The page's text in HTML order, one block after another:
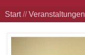
Start//Veranstaltungen